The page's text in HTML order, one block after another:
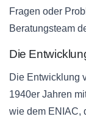
Fragen oder
Beratungsteam
Die
Die Entwicklung
1940er Jahren
wie dem ENIAC,